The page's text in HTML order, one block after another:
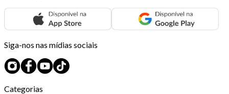
Siga-nos nas mídias sociais
Categorias